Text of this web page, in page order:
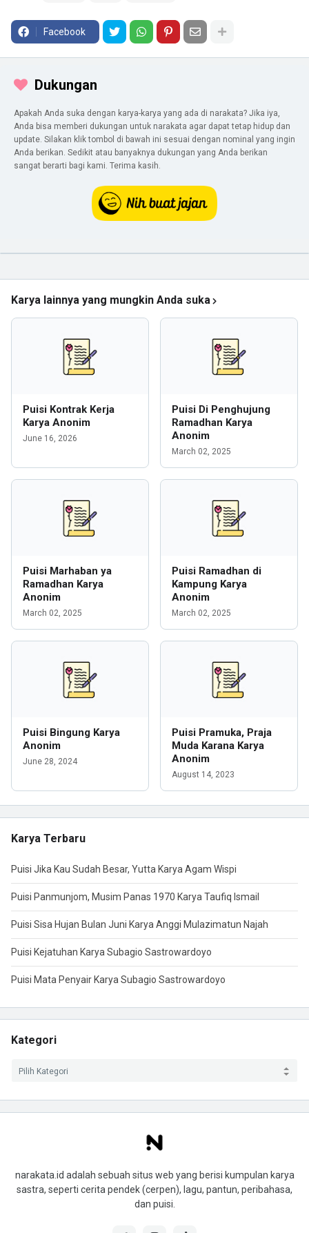
Facebook
Dukungan
Apakah Anda suka dengan karya-karya yang ada di narakata? Jika iya,
Anda bisa memberi dukungan untuk narakata agar dapat tetap hidup dan
update. Silakan klik tombol di bawah ini sesuai dengan nominal yang ingin
Anda berikan. Sedikit atau banyaknya dukungan yang Anda berikan
sangat berarti bagi kami. Terima kasih.
Karya lainnya yang mungkin Anda suka
Puisi Kontrak Kerja
Karya Anonim
June 16, 2026
Puisi Di Penghujung
Ramadhan Karya
Anonim
March 02, 2025
Puisi Marhaban ya
Ramadhan Karya
Anonim
March 02, 2025
Puisi Ramadhan di
Kampung Karya
Anonim
March 02, 2025
Puisi Bingung Karya
Anonim
June 28, 2024
Puisi Pramuka, Praja
Muda Karana Karya
Anonim
August 14, 2023
Karya Terbaru
Puisi Jika Kau Sudah Besar, Yutta Karya Agam Wispi
Puisi Panmunjom, Musim Panas 1970 Karya Taufiq Ismail
Puisi Sisa Hujan Bulan Juni Karya Anggi Mulazimatun Najah
Puisi Kejatuhan Karya Subagio Sastrowardoyo
Puisi Mata Penyair Karya Subagio Sastrowardoyo
Kategori
narakata.id adalah sebuah situs web yang berisi kumpulan karya
sastra, seperti cerita pendek (cerpen), lagu, pantun, peribahasa,
dan puisi.